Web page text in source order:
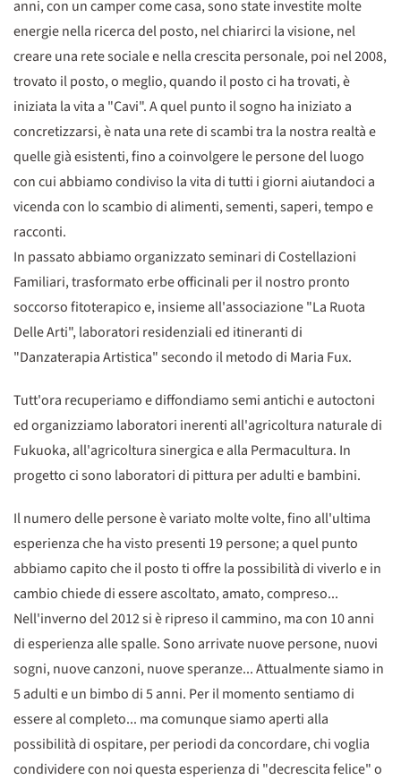
anni, con un camper come casa, sono state investite molte
energie nella ricerca del posto, nel chiarirci la visione, nel
creare una rete sociale e nella crescita personale, poi nel 2008,
trovato il posto, o meglio, quando il posto ci ha trovati, è
iniziata la vita a "Cavi". A quel punto il sogno ha iniziato a
concretizzarsi, è nata una rete di scambi tra la nostra realtà e
quelle già esistenti, fino a coinvolgere le persone del luogo
con cui abbiamo condiviso la vita di tutti i giorni aiutandoci a
vicenda con lo scambio di alimenti, sementi, saperi, tempo e
racconti.
In passato abbiamo organizzato seminari di Costellazioni
Familiari, trasformato erbe officinali per il nostro pronto
soccorso fitoterapico e, insieme all'associazione "La Ruota
Delle Arti", laboratori residenziali ed itineranti di
"Danzaterapia Artistica" secondo il metodo di Maria Fux.
Tutt'ora recuperiamo e diffondiamo semi antichi e autoctoni
ed organizziamo laboratori inerenti all'agricoltura naturale di
Fukuoka, all'agricoltura sinergica e alla Permacultura. In
progetto ci sono laboratori di pittura per adulti e bambini.
Il numero delle persone è variato molte volte, fino all'ultima
esperienza che ha visto presenti 19 persone; a quel punto
abbiamo capito che il posto ti offre la possibilità di viverlo e in
cambio chiede di essere ascoltato, amato, compreso...
Nell'inverno del 2012 si è ripreso il cammino, ma con 10 anni
di esperienza alle spalle. Sono arrivate nuove persone, nuovi
sogni, nuove canzoni, nuove speranze... Attualmente siamo in
5 adulti e un bimbo di 5 anni. Per il momento sentiamo di
essere al completo... ma comunque siamo aperti alla
possibilità di ospitare, per periodi da concordare, chi voglia
condividere con noi questa esperienza di "decrescita felice" o